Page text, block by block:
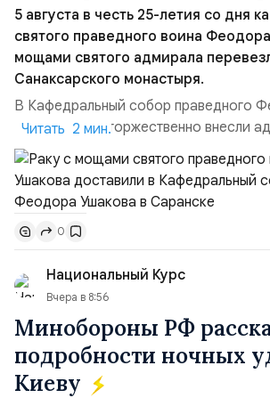
5 августа в честь 25-летия со дня
святого праведного воина
мощами святого адмирала
Санаксарского монастыря.
В Кафедральный собор праведного
Ушакова раку торжественно внесли
участвовавшие в канонизации святого
воина Феодора Ушакова 25 лет
Владимир Прокофьевич Валуев,
Балтийским флотом ВМФ России
гг.);Адмирал Владимир Петрович
командующий Черноморским
(1998–2002 г...
Читать 2 мин.
0
Национальный Курс
Вчера в 8:56
Минобороны РФ
подробности ночных
Киеву